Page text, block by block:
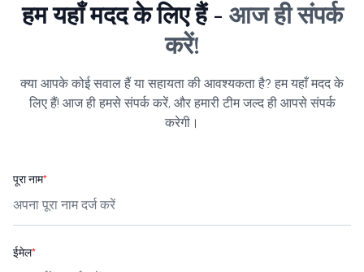
हम यहाँ मदद के लिए हैं - आज ही संपर्क
करें!
क्या आपके कोई सवाल हैं या सहायता की आवश्यकता है? हम यहाँ मदद के
लिए हैं! आज ही हमसे संपर्क करें, और हमारी टीम जल्द ही आपसे संपर्क
करेगी।
पूरा नाम*
ईमेल*